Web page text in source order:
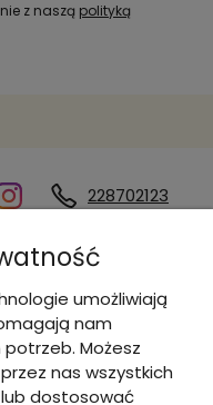
z naszą polityką
228702123
umożliwiają
nam
Możesz
nas wszystkich
dostosować